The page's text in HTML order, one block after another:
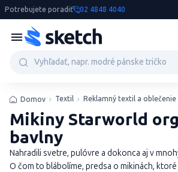
Potrebujete poradiť 02 4848 4040
Domov Textil Reklamný textil a oblečenie
Mikiny Starworld
bavlny
Nahradili svetre, pulóvre a dokonca aj v
O čom to blábolíme, predsa o mikinách,